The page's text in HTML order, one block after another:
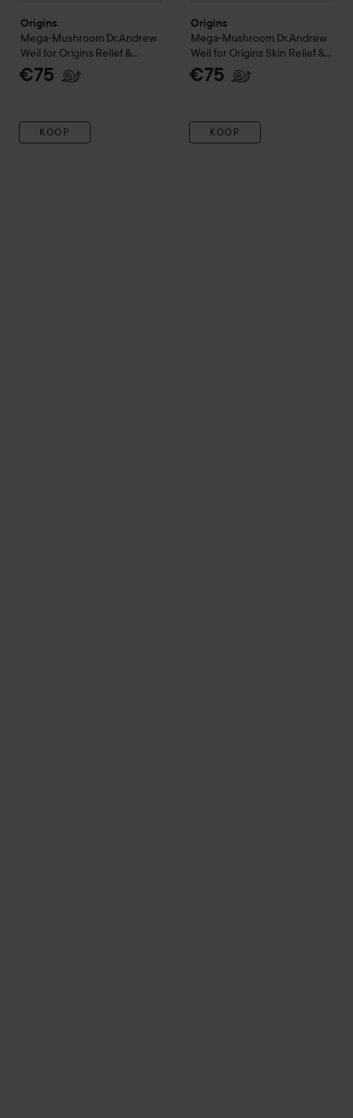
Origins
Mega-Mushroom Dr.Andrew
Weil for Origins Relief &
Resilience Hydra Burst Gel
Lotion
50 ml
€75
KOOP
Origins
Mega-Mushroom Dr.Andrew
Weil for Origins Skin Relief &
Soothing Face Cream
€75
KOOP